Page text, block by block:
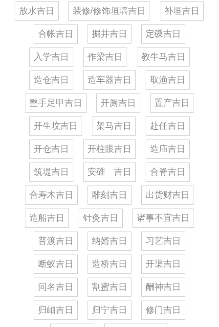
放水吉日 装修/修饰垣墙吉日 补垣吉日
合帐吉日 掘井吉日 定磉吉日
入学吉日 作梁吉日 教牛马吉日
造仓吉日 造车器吉日 取渔吉日
整手足甲吉日 开厕吉日 置产吉日
开生坟吉日 架马吉日 赴任吉日
开仓吉日 开柱眼吉日 造庙吉日
筑堤吉日 安碓 吉日 合脊吉日
合寿木吉日 雕刻吉日 出货财吉日
造船吉日 针灸吉日 诸事不宜吉日
普渡吉日 纳婿吉日 习艺吉日
断蚁吉日 造桥吉日 开渠吉日
问名吉日 割蜜吉日 酬神吉日
归岫吉日 归宁吉日 修门吉日